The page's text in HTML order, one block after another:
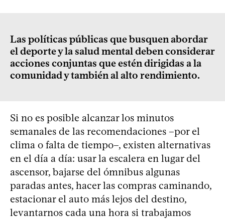
Las políticas públicas que busquen abordar
el deporte y la salud mental deben considerar
acciones conjuntas que estén dirigidas a la
comunidad y también al alto rendimiento.
Si no es posible alcanzar los minutos
semanales de las recomendaciones –por el
clima o falta de tiempo–, existen alternativas
en el día a día: usar la escalera en lugar del
ascensor, bajarse del ómnibus algunas
paradas antes, hacer las compras caminando,
estacionar el auto más lejos del destino,
levantarnos cada una hora si trabajamos